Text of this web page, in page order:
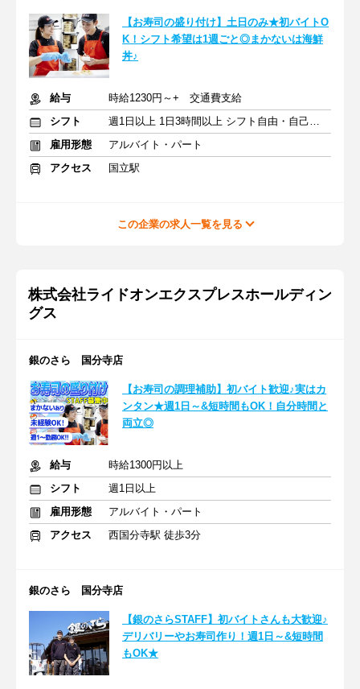
【お寿司の盛り付け】土日のみ★初バイトO
K！シフト希望は1週ごと◎まかないは海鮮
丼♪
給与
時給1230円～+ 交通費支給
シフト
週1日以上 1日3時間以上 シフト自由・自己申告
雇用形態
アルバイト・パート
アクセス
国立駅
この企業の求人一覧を見る
株式会社ライドオンエクスプレスホールディン
グス
銀のさら 国分寺店
【お寿司の調理補助】初バイト歓迎♪実はカ
ンタン★週1日～&短時間もOK！自分時間と
両立◎
給与
時給1300円以上
シフト
週1日以上
雇用形態
アルバイト・パート
アクセス
西国分寺駅 徒歩3分
銀のさら 国分寺店
【銀のさらSTAFF】初バイトさんも大歓迎♪
デリバリーやお寿司作り！週1日～&短時間
もOK★